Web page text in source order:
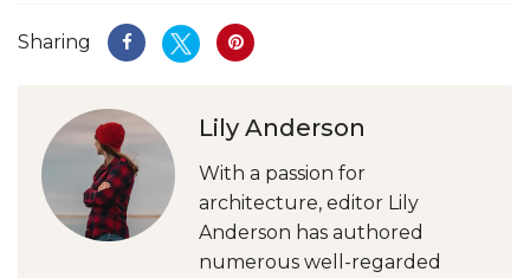
Sharing
Lily Anderson
With a passion for
architecture, editor Lily
Anderson has authored
numerous well-regarded